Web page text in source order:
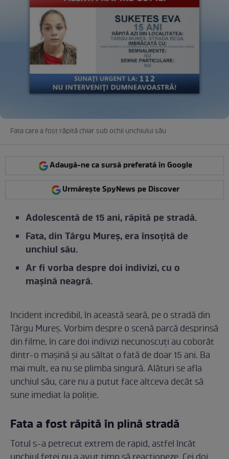
Fata care a fost răpită chiar sub ochii unchiului său
Adaugă-ne ca sursă preferată în Google
Urmărește SpyNews pe Discover
Adolescentă de 15 ani, răpită pe stradă.
Fata, din Târgu Mureș, era însoțită de
unchiul său.
Ar fi vorba despre doi indivizi, cu o
mașină neagră.
Incident incredibil, în această seară, pe o stradă din
Târgu Mureș. Vorbim despre o scenă parcă desprinsă
din filme, în care doi indivizi necunoscuți au coborât
dintr-o mașină și au săltat o fată de doar 15 ani. Ba
mai mult, ea nu se plimba singură. Alături se afla
unchiul său, care nu a putut face altceva decât să
sune imediat la poliție.
Fata a fost răpită în plină stradă
Totul s-a petrecut extrem de rapid, astfel încât